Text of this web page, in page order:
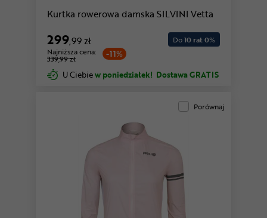
Kurtka rowerowa damska SILVINI Vetta
299,99 zł
-11%
Najniższa cena:
339,99 zł
Do10 rat 0%
U Ciebiew poniedziałek! Dostawa GRATIS
Porównaj